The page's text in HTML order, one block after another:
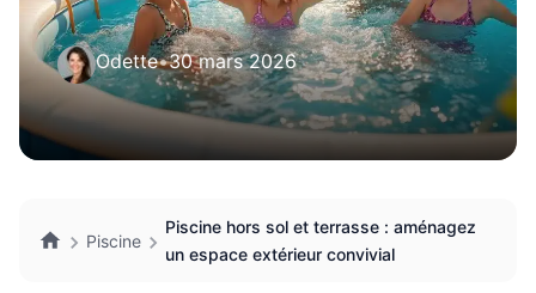
Odette•30 mars 2026
Piscine
Piscine hors sol et terrasse : aménagez
un espace extérieur convivial